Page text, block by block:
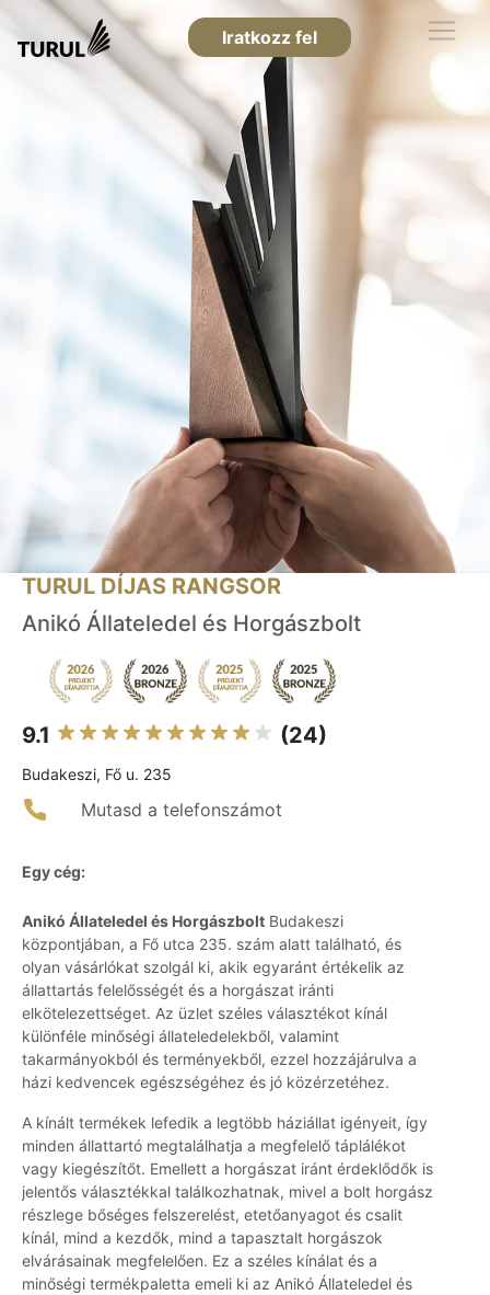
Iratkozz fel
TURUL DÍJAS RANGSOR
Anikó Állateledel és Horgászbolt
9.1 (24)
Budakeszi, Fő u. 235
Mutasd a telefonszámot
Egy cég:
Anikó Állateledel és Horgászbolt Budakeszi
központjában, a Fő utca 235. szám alatt található, és
olyan vásárlókat szolgál ki, akik egyaránt értékelik az
állattartás felelősségét és a horgászat iránti
elkötelezettséget. Az üzlet széles választékot kínál
különféle minőségi állateledelekből, valamint
takarmányokból és terményekből, ezzel hozzájárulva a
házi kedvencek egészségéhez és jó közérzetéhez.
A kínált termékek lefedik a legtöbb háziállat igényeit, így
minden állattartó megtalálhatja a megfelelő táplálékot
vagy kiegészítőt. Emellett a horgászat iránt érdeklődők is
jelentős választékkal találkozhatnak, mivel a bolt horgász
részlege bőséges felszerelést, etetőanyagot és csalit
kínál, mind a kezdők, mind a tapasztalt horgászok
elvárásainak megfelelően. Ez a széles kínálat és a
minőségi termékpaletta emeli ki az Anikó Állateledel és